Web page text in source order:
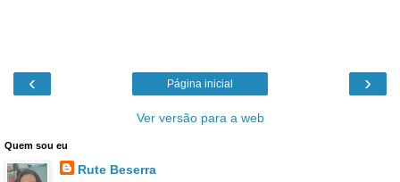
‹ ›
Página inicial
Ver versão para a web
Quem sou eu
Rute Beserra